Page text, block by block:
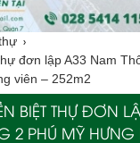
đơn lập A33 Nam
viên – 252m2
BIỆT THỰ ĐƠN
2 PHÚ MỸ HƯNG